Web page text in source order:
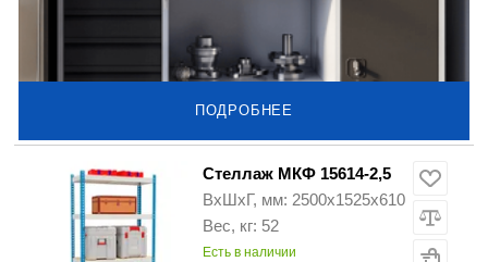
ПОДРОБНЕЕ
Стеллаж МКФ 15614-2,5
ВхШхГ, мм: 2500х1525х610
Вес, кг: 52
Есть в наличии